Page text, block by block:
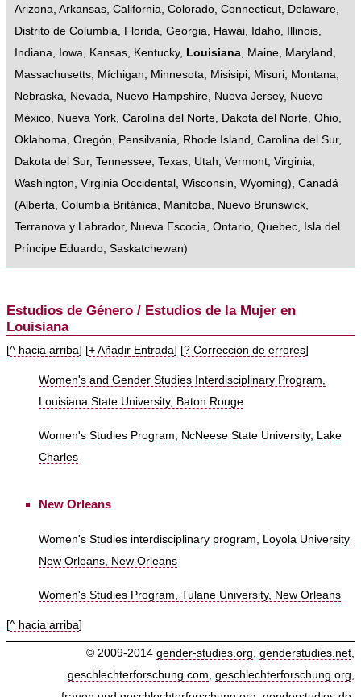
Arizona, Arkansas, California, Colorado, Connecticut, Delaware,
Distrito de Columbia, Florida, Georgia, Hawái, Idaho, Illinois,
Indiana, Iowa, Kansas, Kentucky, Louisiana, Maine, Maryland ,
Massachusetts, Míchigan, Minnesota, Misisipi, Misuri, Montana,
Nebraska, Nevada, Nuevo Hampshire, Nueva Jersey, Nuevo
México, Nueva York, Carolina del Norte, Dakota del Norte, Ohio,
Oklahoma, Oregón, Pensilvania, Rhode Island , Carolina del Sur,
Dakota del Sur, Tennessee, Texas, Utah, Vermont, Virginia,
Washington, Virginia Occidental , Wisconsin, Wyoming), Canadá
(Alberta, Columbia Británica, Manitoba, Nuevo Brunswick,
Terranova y Labrador, Nueva Escocia, Ontario, Quebec, Isla del
Príncipe Eduardo, Saskatchewan)
Estudios de Género / Estudios de la Mujer en
Louisiana
[^ hacia arriba] [+ Añadir Entrada] [? Corrección de errores]
Women's and Gender Studies Interdisciplinary Program,
Louisiana State University, Baton Rouge
Women's Studies Program, NcNeese State University, Lake
Charles
New Orleans
Women's Studies interdisciplinary program, Loyola University
New Orleans, New Orleans
Women's Studies Program, Tulane University, New Orleans
[^ hacia arriba]
© 2009-2014 gender-studies.org, genderstudies.net,
geschlechterforschung.com, geschlechterforschung.org,